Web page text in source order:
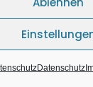
Datenschutz